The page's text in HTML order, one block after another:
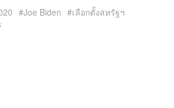
Joe Biden
เลือกตั้งสหรัฐฯ